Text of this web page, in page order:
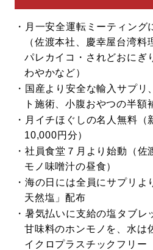
月一安全運転ミーティング
（佐渡本社、慶幸屋台湾料
パレカイコ・されどおにぎ
わやかなど）
国産より安全な輸入サプリ
ト施術、小腹おやつの半額
月イチほぐしの名人無料（
10,000円分）
社員食堂７月より始動（佐
モノ味噌汁の昼食）
海の日には全員にサプリよ
天然塩」配布
暑気払いに支給の塩タブレ
甘味料のホンモノを、水は
イクロプラスチックフリー